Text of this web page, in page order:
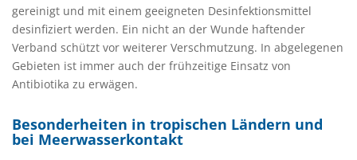
gereinigt und mit einem geeigneten Desinfektionsmittel
desinfiziert werden. Ein nicht an der Wunde haftender
Verband schützt vor weiterer Verschmutzung. In abgelegenen
Gebieten ist immer auch der frühzeitige Einsatz von
Antibiotika zu erwägen.
Besonderheiten in tropischen Ländern und
bei Meerwasserkontakt